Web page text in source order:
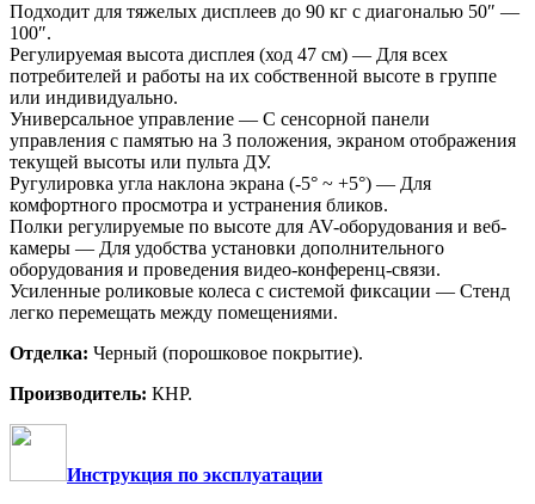
Подходит для тяжелых дисплеев до 90 кг с диагональю 50″ —
100″.
Регулируемая высота дисплея (ход 47 см) — Для всех
потребителей и работы на их собственной высоте в группе
или индивидуально.
Универсальное управление — С сенсорной панели
управления с памятью на 3 положения, экраном отображения
текущей высоты или пульта ДУ.
Ругулировка угла наклона экрана (-5° ~ +5°) — Для
комфортного просмотра и устранения бликов.
Полки регулируемые по высоте для AV-оборудования и веб-
камеры — Для удобства установки дополнительного
оборудования и проведения видео-конференц-связи.
Усиленные роликовые колеса с системой фиксации — Стенд
легко перемещать между помещениями.
Отделка: Черный (порошковое покрытие).
Производитель: КНР.
Инструкция по эксплуатации